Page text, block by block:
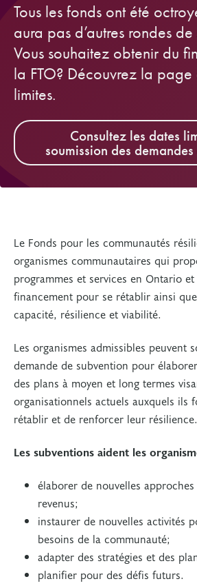
Tous les fonds ont été
aura pas d’autres rondes
Vous souhaitez obtenir du
la FTO? Découvrez la page
limites.
Consultez les dates
soumission des
Le Fonds pour les communautés
organismes communautaires qui
programmes et services en Ontario
financement pour se rétablir ainsi
capacité, résilience et viabilité.
Les organismes admissibles peuvent
demande de subvention pour
des plans à moyen et long termes
organisationnels actuels auxquels ils
rétablir et de renforcer leur résilience.
Les subventions aident les
élaborer de nouvelles
revenus;
instaurer de nouvelles activités
besoins de la communauté;
adapter des stratégies et des
planifier pour des défis futurs.